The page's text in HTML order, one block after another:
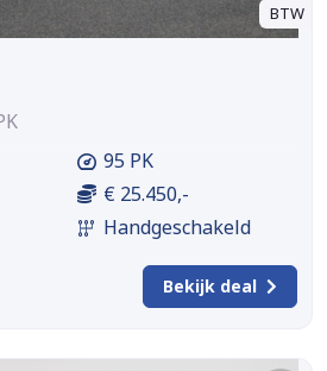
BTW
95 PK
€ 25.450,-
Handgeschakeld
Bekijk deal